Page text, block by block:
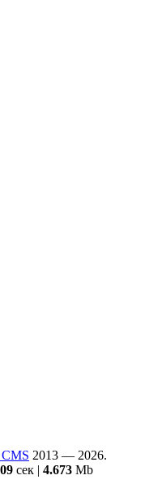
2013 — 2026.
сек | 4.673 Mb